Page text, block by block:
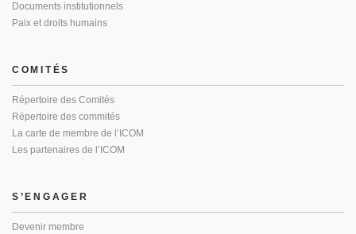
Documents institutionnels
Paix et droits humains
COMITÉS
Répertoire des Comités
Répertoire des commités
La carte de membre de l’ICOM
Les partenaires de l’ICOM
S’ENGAGER
Devenir membre